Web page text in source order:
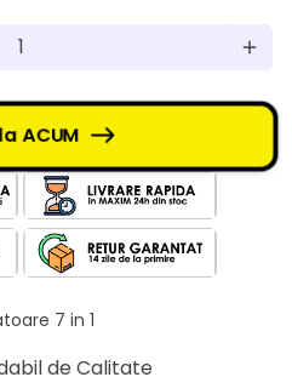
add
ACUM
7 in 1
de Calitate